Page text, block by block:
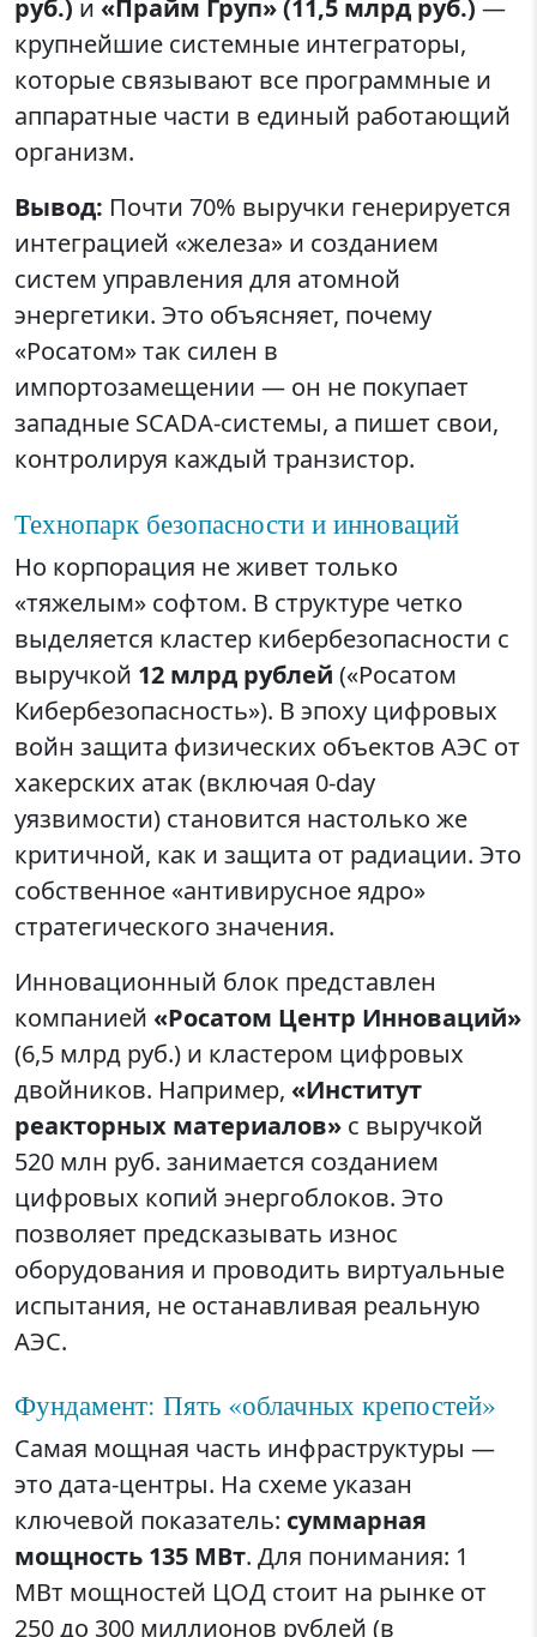
руб.) и «Прайм Груп» (11,5 млрд руб.) —
крупнейшие системные интеграторы,
которые связывают все программные и
аппаратные части в единый работающий
организм.
Вывод: Почти 70% выручки генерируется
интеграцией «железа» и созданием
систем управления для атомной
энергетики. Это объясняет, почему
«Росатом» так силен в
импортозамещении — он не покупает
западные SCADA-системы, а пишет свои,
контролируя каждый транзистор.
Технопарк безопасности и инноваций
Но корпорация не живет только
«тяжелым» софтом. В структуре четко
выделяется кластер кибербезопасности с
выручкой 12 млрд рублей («Росатом
Кибербезопасность»). В эпоху цифровых
войн защита физических объектов АЭС от
хакерских атак (включая 0-day
уязвимости) становится настолько же
критичной, как и защита от радиации. Это
собственное «антивирусное ядро»
стратегического значения.
Инновационный блок представлен
компанией «Росатом Центр Инноваций»
(6,5 млрд руб.) и кластером цифровых
двойников. Например, «Институт
реакторных материалов» с выручкой
520 млн руб. занимается созданием
цифровых копий энергоблоков. Это
позволяет предсказывать износ
оборудования и проводить виртуальные
испытания, не останавливая реальную
АЭС.
Фундамент: Пять «облачных крепостей»
Самая мощная часть инфраструктуры —
это дата-центры. На схеме указан
ключевой показатель: суммарная
мощность 135 МВт. Для понимания: 1
МВт мощностей ЦОД стоит на рынке от
250 до 300 миллионов рублей (в